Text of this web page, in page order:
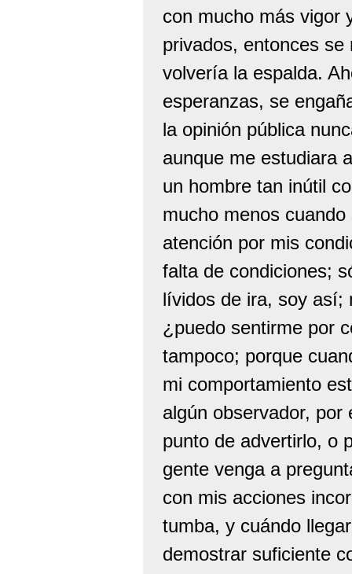
con mucho más vigor
privados, entonces
volvería la espalda.
esperanzas, se
la opinión pública
aunque me estudiara
un hombre tan inútil
mucho menos
atención por mis
falta de condiciones;
lívidos de ira, soy así;
¿puedo sentirme por
tampoco; porque
mi comportamiento
algún observador,
punto de advertirlo, o
gente venga a
con mis acciones
tumba, y cuándo
demostrar suficiente